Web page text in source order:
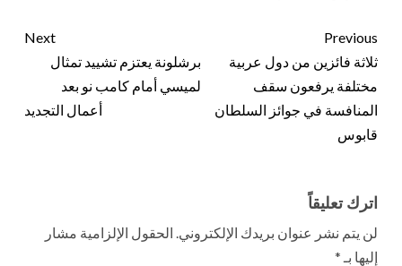
Previous
ثلاثة فائزين من دول عربية
مختلفة يرفعون سقف
المنافسة في جوائز السلطان
قابوس
Next
برشلونة يعتزم تشييد تمثال
لميسي أمام كامب نو بعد
أعمال التجديد
اترك تعليقاً
لن يتم نشر عنوان بريدك الإلكتروني. الحقول الإلزامية مشار
إليها بـ *